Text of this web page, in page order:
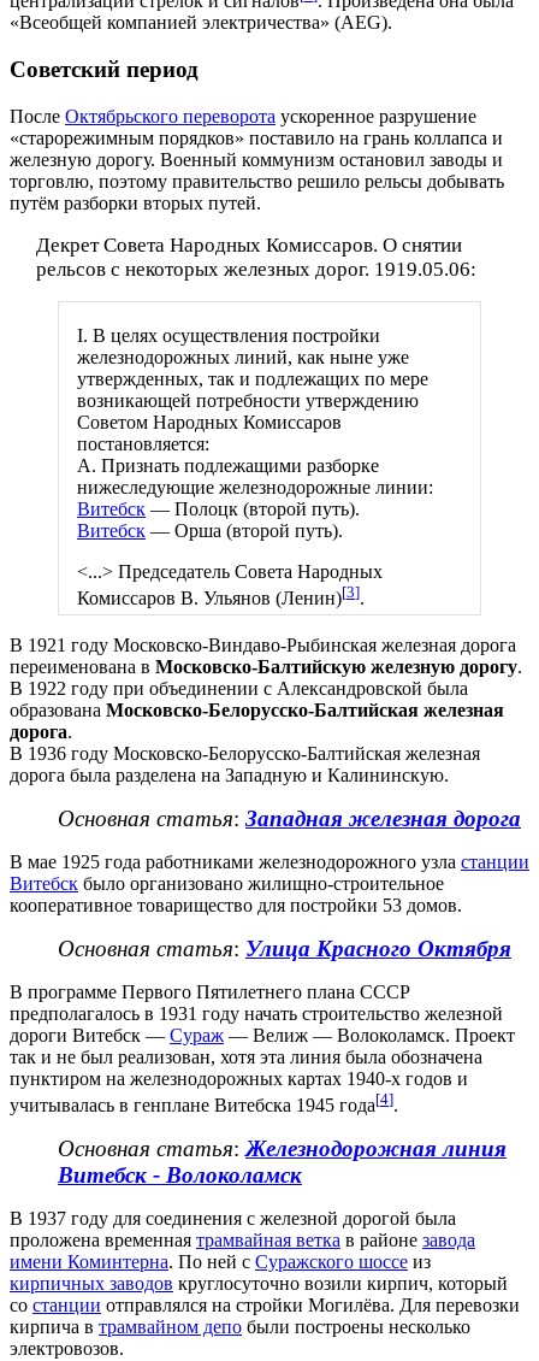
«Всеобщей компанией электричества» (AEG).
Советский период
После Октябрьского переворота ускоренное разрушение
«старорежимным порядков» поставило на грань коллапса и
железную дорогу. Военный коммунизм остановил заводы и
торговлю, поэтому правительство решило рельсы добывать
путём разборки вторых путей.
Декрет Совета Народных Комиссаров. О снятии
рельсов с некоторых железных дорог. 1919.05.06:
I. В целях осуществления постройки
железнодорожных линий, как ныне уже
утвержденных, так и подлежащих по мере
возникающей потребности утверждению
Советом Народных Комиссаров
постановляется:
А. Признать подлежащими разборке
нижеследующие железнодорожные линии:
Витебск — Полоцк (второй путь).
Витебск — Орша (второй путь).
<...> Председатель Совета Народных
Комиссаров В. Ульянов (Ленин)[3].
В 1921 году Московско-Виндаво-Рыбинская железная дорога
переименована в Московско-Балтийскую железную дорогу.
В 1922 году при объединении с Александровской была
образована Московско-Белорусско-Балтийская железная
дорога.
В 1936 году Московско-Белорусско-Балтийская железная
дорога была разделена на Западную и Калининскую.
Основная статья: Западная железная дорога
В мае 1925 года работниками железнодорожного узла станции
Витебск было организовано жилищно-строительное
кооперативное товарищество для постройки 53 домов.
Основная статья: Улица Красного Октября
В программе Первого Пятилетнего плана СССР
предполагалось в 1931 году начать строительство железной
дороги Витебск — Сураж — Велиж — Волоколамск. Проект
так и не был реализован, хотя эта линия была обозначена
пунктиром на железнодорожных картах 1940-х годов и
учитывалась в генплане Витебска 1945 года[4].
Основная статья: Железнодорожная линия
Витебск - Волоколамск
В 1937 году для соединения с железной дорогой была
проложена временная трамвайная ветка в районе завода
имени Коминтерна. По ней с Суражского шоссе из
кирпичных заводов круглосуточно возили кирпич, который
со станции отправлялся на стройки Могилёва. Для перевозки
кирпича в трамвайном депо были построены несколько
электровозов.